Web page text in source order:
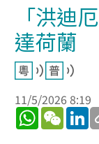
「洪迪
達荷蘭
11/5/2026 8:19
WhatsApp